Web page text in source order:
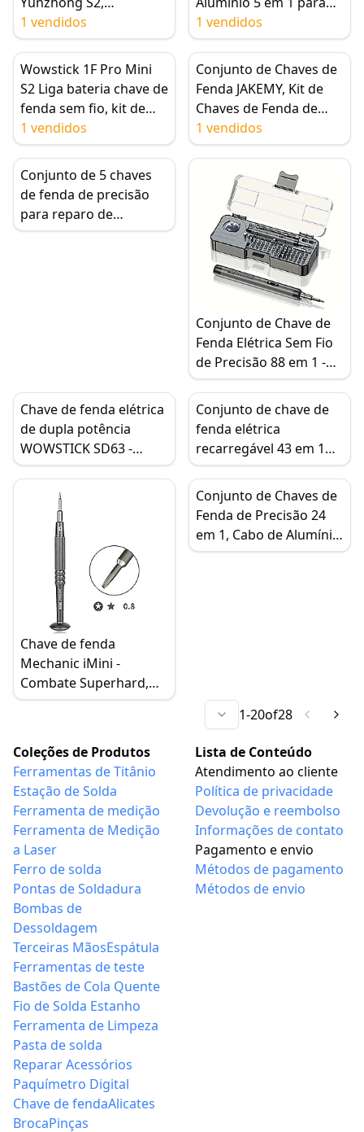
Max
Ferramenta de Reparo
Sem Fio de Precisão 22
em 1 para Telefone,
Relógio, Câmera
1 vendidos
Reparo de iPhones
Apple, com Múltiplas
Chaves de Fenda
1 vendidos
Wowstick 1F Pro Mini
S2 Liga bateria chave de
fenda sem fio, kit de
chave de fenda elétrica
recarregável com luz
LED
1 vendidos
Conjunto de Chaves de
Fenda JAKEMY, Kit de
Chaves de Fenda de
Precisão, Bit de Driver
Magnético JM-8173
Computador Laptop
1 vendidos
Conjunto de 5 chaves
de fenda de precisão
para reparo de
smartphone - Kit de
Conjunto de Chave de
Fenda Elétrica Sem Fio
de Precisão 88 em 1 -
Mini Kit de Ferramentas
de Reparo Recarregável
de 1850MAH para
Eletrônicos, Telefones e
Relógios
Chave de fenda elétrica
de dupla potência
WOWSTICK SD63 -
200RPM, 36 bits S2
Conjunto de chave de
fenda elétrica
recarregável 43 em 1
sem fio com
magnetizador e luz LED
para reparo de
telefone/tablet
Chave de fenda
Mechanic iMini -
Combate Superhard,
ideal para celular,
Conjunto de Chaves de
Fenda de Precisão 24
em 1, Cabo de Alumínio,
para Reparo de
1-20of28
Coleções de Produtos
Ferramentas de Titânio
Estação de Solda
Ferramenta de medição
Ferramenta de Medição
a Laser
Ferro de solda
Pontas de Soldadura
Bombas de
Dessoldagem
Terceiras MãosEspátula
Ferramentas de teste
Bastões de Cola Quente
Fio de Solda Estanho
Ferramenta de Limpeza
Pasta de solda
Reparar Acessórios
Paquímetro Digital
Chave de fendaAlicates
BrocaPinças
Lista de Conteúdo
Atendimento ao cliente
Política de privacidade
Devolução e reembolso
Informações de contato
Pagamento e envio
Métodos de pagamento
Métodos de envio